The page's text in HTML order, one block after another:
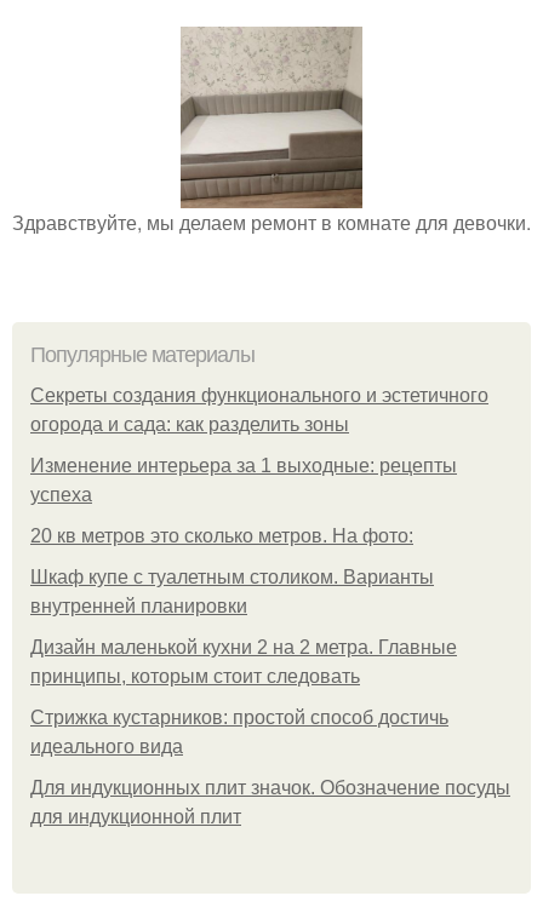
Здравствуйте, мы делаем ремонт в комнате для девочки.
Популярные материалы
Секреты создания функционального и эстетичного
огорода и сада: как разделить зоны
Изменение интерьера за 1 выходные: рецепты
успеха
20 кв метров это сколько метров. На фото:
Шкаф купе с туалетным столиком. Варианты
внутренней планировки
Дизайн маленькой кухни 2 на 2 метра. Главные
принципы, которым стоит следовать
Стрижка кустарников: простой способ достичь
идеального вида
Для индукционных плит значок. Обозначение посуды
для индукционной плит